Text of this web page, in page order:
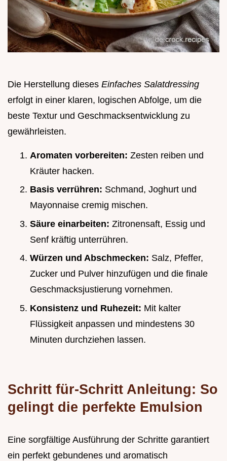
Die Herstellung dieses Einfaches Salatdressing
erfolgt in einer klaren, logischen Abfolge, um die
beste Textur und Geschmacksentwicklung zu
gewährleisten.
Aromaten vorbereiten: Zesten reiben und
Kräuter hacken.
Basis verrühren: Schmand, Joghurt und
Mayonnaise cremig mischen.
Säure einarbeiten: Zitronensaft, Essig und
Senf kräftig unterrühren.
Würzen und Abschmecken: Salz, Pfeffer,
Zucker und Pulver hinzufügen und die finale
Geschmacksjustierung vornehmen.
Konsistenz und Ruhezeit: Mit kalter
Flüssigkeit anpassen und mindestens 30
Minuten durchziehen lassen.
Schritt für-Schritt Anleitung: So
gelingt die perfekte Emulsion
Eine sorgfältige Ausführung der Schritte garantiert
ein perfekt gebundenes und aromatisch